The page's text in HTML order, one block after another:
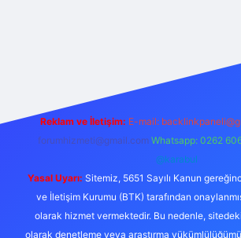
Reklam ve İletişim: E-mail:
forumhizmeti@gmail.com Whatsapp: 0262
@karabul
Yasal Uyarı: Sitemiz, 5651 Sayılı Kanun
ve İletişim Kurumu (BTK) tarafından
olarak hizmet vermektedir. Bu nedenle,
olarak denetleme veya araştırma